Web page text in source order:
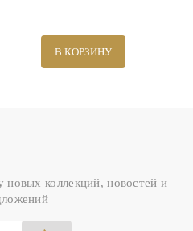
В КОРЗИНУ
новых коллекций, новостей и